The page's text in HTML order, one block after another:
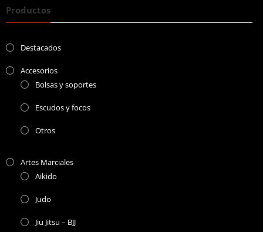
Productos
Destacados
Accesorios
Bolsas y soportes
Escudos y focos
Otros
Artes Marciales
Aikido
Judo
Jiu Jitsu – BJJ